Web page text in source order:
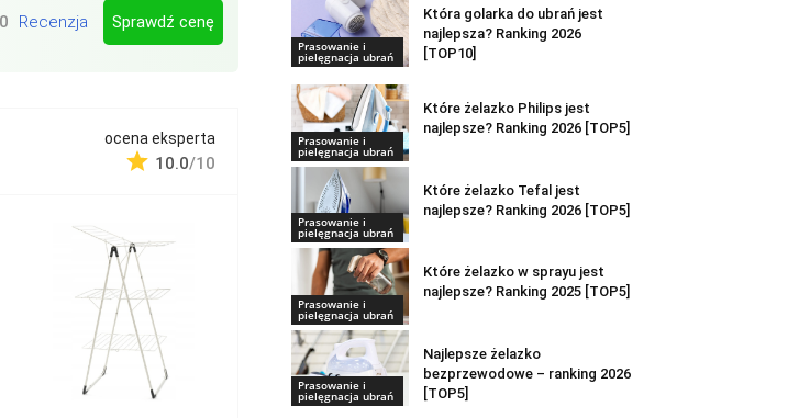
Recenzja Sprawdź cenę
ocena eksperta
10.0/10
Prasowanie i
pielęgnacja ubrań
Która golarka do ubrań jest
najlepsza? Ranking 2026
[TOP10]
Prasowanie i
pielęgnacja ubrań
Które żelazko Philips jest
najlepsze? Ranking 2026 [TOP5]
Prasowanie i
pielęgnacja ubrań
Które żelazko Tefal jest
najlepsze? Ranking 2026 [TOP5]
Prasowanie i
pielęgnacja ubrań
Które żelazko w sprayu jest
najlepsze? Ranking 2025 [TOP5]
Prasowanie i
pielęgnacja ubrań
Najlepsze żelazko
bezprzewodowe – ranking 2026
[TOP5]